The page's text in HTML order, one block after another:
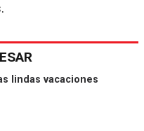
lindas vacaciones